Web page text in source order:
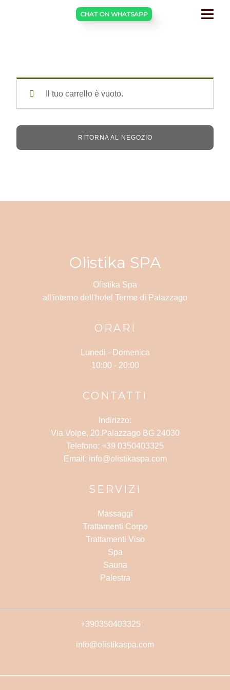
CHAT ON WHATSAPP
Il tuo carrello è vuoto.
RITORNA AL NEGOZIO
Olistika SPA
Olistika Spa
all'interno dell'hotel Terme di Palazzago
ORARI
Lunedi - Domenica
10:00 - 20:00
CONTATTI
Indirizzo:
Via Volpe, 20.Palazzago BG 24030
Telefono: +39 0350403325
Email: info@olistikaspa.com
SERVIZI
Massaggi
Trattamenti Corpo
Trattamenti Viso
Spa
Sauna
Palestra
+390350403325
info@olistikaspa.com